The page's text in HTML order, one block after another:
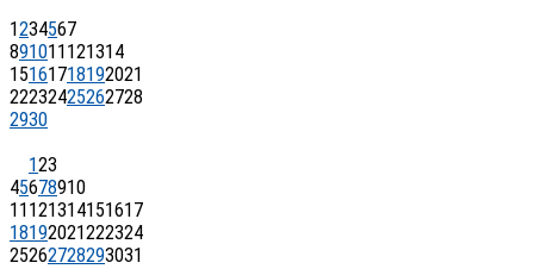
1234567
891011 121314
15161718192021
22232425262728
2930
123
45678910
11 121314151617
18192021222324
25262728293031